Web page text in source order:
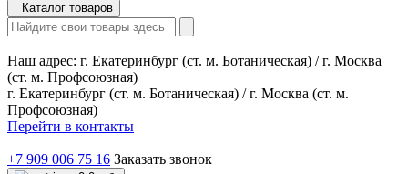
Каталог товаров
Наш адрес: г. Екатеринбург (ст. м. Ботаническая) / г. Москва
(ст. м. Профсоюзная)
г. Екатеринбург (ст. м. Ботаническая) / г. Москва (ст. м.
Профсоюзная)
Перейти в контакты
+7 909 006 75 16 Заказать звонок